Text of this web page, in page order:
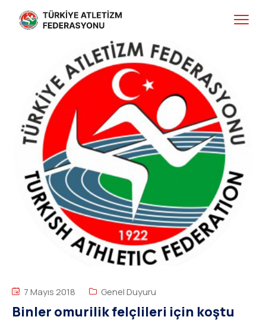
7 Mayıs 2018 Genel Duyuru
Binler omurilik felçlileri için koştu